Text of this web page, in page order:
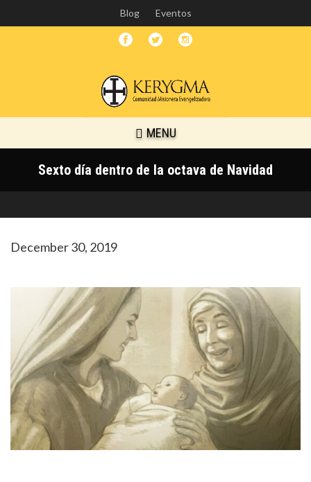
Skip
to
main
Blog Eventos
MENU
Sexto día dentro de la octava de Navidad
December 30, 2019